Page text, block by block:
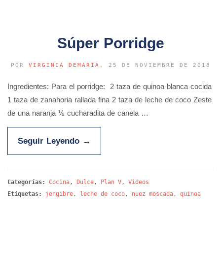
Súper Porridge
POR VIRGINIA DEMARÍA , 25 DE NOVIEMBRE DE 2018
Ingredientes: Para el porridge: 2 taza de quinoa blanca cocida
1 taza de zanahoria rallada fina 2 taza de leche de coco Zeste
de una naranja ½ cucharadita de canela …
Seguir Leyendo →
Categorías: Cocina, Dulce, Plan V, Videos
Etiquetas:
jengibre, leche de coco, nuez moscada, quinoa